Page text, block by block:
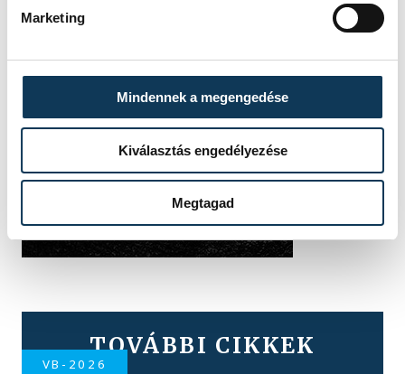
Marketing
Mindennek a megengedése
Kiválasztás engedélyezése
Megtagad
TOVÁBBI CIKKEK
VB-2026